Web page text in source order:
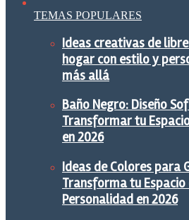
TEMAS POPULARES
Ideas creativas de
hogar con estilo y
más allá
Baño Negro: Diseño
Transformar tu
en 2026
Ideas de Colores para
Transforma tu Espacio
Personalidad en 2026